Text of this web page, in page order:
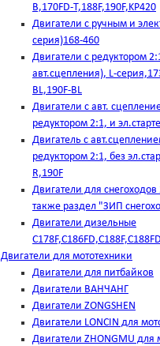
B,170FD-T,188F,190F,KP420
Двигатели с ручным и
серия)168-460
Двигатели с редуктором
авт.сцепления), L-
BL,190F-BL
Двигатели с авт.
редуктором 2:1, и
Двигатель с
редуктором 2:1, без
R,190F
Двигатели для снегоходов
также раздел "ЗИП
Двигатели дизельные
Двигатели для мототехники
Двигатели для питбайков
Двигатели ВАНЧАНГ
Двигатели ZONGSHEN
Двигатели LONCIN для
Двигатели ZHONGMU для